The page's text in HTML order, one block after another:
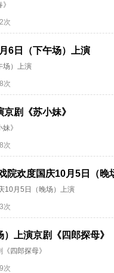
次
6日（下午场）上演
场）上演
次
剧《苏小妹》
》
次
院欢度国庆10月5日（晚
10月5日（晚场）上演
次
上演京剧《四郎探母》
四郎探母》
次